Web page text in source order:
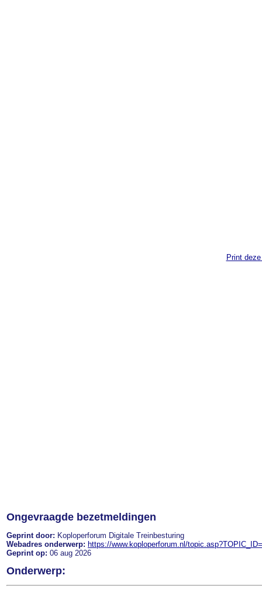
Print
Ongevraagde bezetmeldingen
Geprint door: Koploperforum Digitale Treinbesturing
Webadres onderwerp: https://www.koploperforum.nl/
Geprint op: 06 aug 2026
Onderwerp: